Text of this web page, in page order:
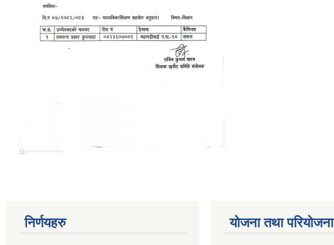
निर्णयहरु योजना तथा परियोजना